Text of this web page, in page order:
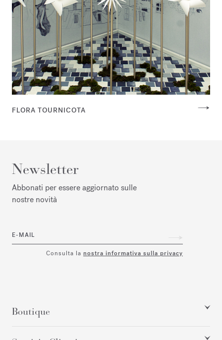
FLORA TOURNICOTA
Newsletter
Abbonati per essere aggiornato sulle
nostre novità
E-MAIL
Consulta la nostra informativa sulla privacy
Boutique